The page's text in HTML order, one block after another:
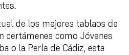
de los mejores tablaos de
certámenes como Jóvenes
o la Perla de Cádiz, esta